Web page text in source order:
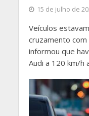
15 de julho de
Veículos
cruzamento com
informou que
Audi a 120 km/h